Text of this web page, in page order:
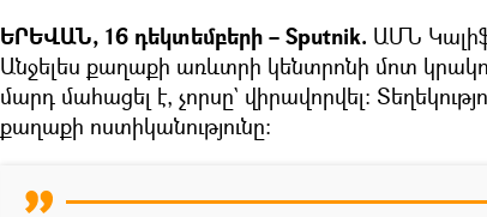
ԵՐԵՎԱՆ, 16 դեկտեմբերի – Sputnik. ԱՄՆ
Անջելես քաղաքի առևտրի կենտրոնի մոտ
մարդ մահացել է, չորսը` վիրավորվել։
քաղաքի ոստիկանությունը: